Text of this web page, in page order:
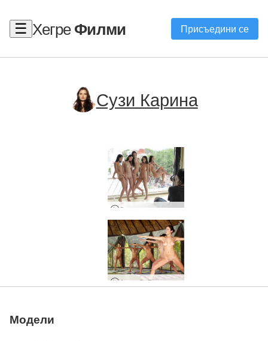
☰ ХегреФилми Присъедини се
Сузи Карина
Зад кулисите в Мексико
Анна С, Бриги, Мелиса, Мюриел, Сузи Карина и Сузи
Модели